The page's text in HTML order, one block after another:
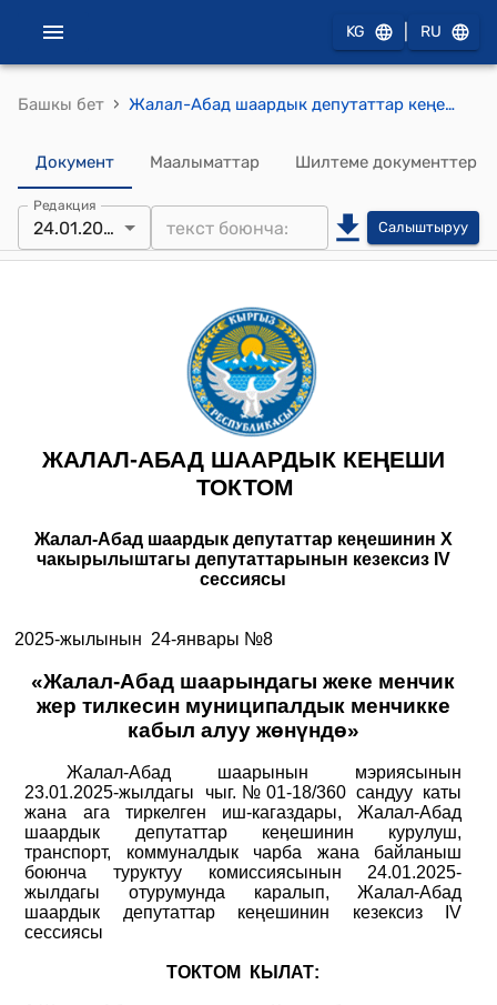
KG RU
Башкы бет › Жалал-Абад шаардык депутаттар кеңешинин 2025-жылынын 24-январындагы «Жалал-Абад шаарындагы жеке менчик жер тилкесин муниципалдык менчикке кабыл алуу жөнүндө» токтому
Документ Маалыматтар Шилтеме документтер
Редакция
24.01.2025 Салыштыруу